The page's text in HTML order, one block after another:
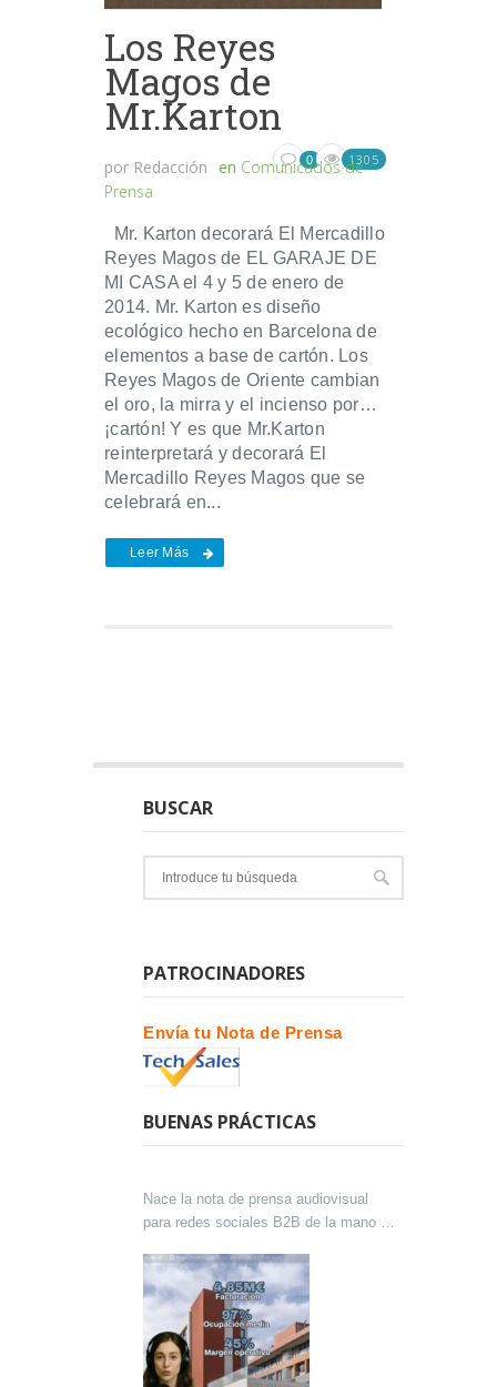
Los Reyes
Magos de
Mr.Karton
por Redacción en Comunicados de
Prensa
0 1305
Mr. Karton decorará El Mercadillo
Reyes Magos de EL GARAJE DE
MI CASA el 4 y 5 de enero de
2014. Mr. Karton es diseño
ecológico hecho en Barcelona de
elementos a base de cartón. Los
Reyes Magos de Oriente cambian
el oro, la mirra y el incienso por…
¡cartón! Y es que Mr.Karton
reinterpretará y decorará El
Mercadillo Reyes Magos que se
celebrará en...
Leer Más
BUSCAR
PATROCINADORES
Envía tu Nota de Prensa
BUENAS PRÁCTICAS
Nace la nota de prensa audiovisual
para redes sociales B2B de la mano de